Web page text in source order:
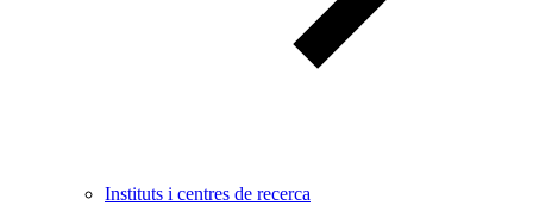
Instituts i centres de recerca